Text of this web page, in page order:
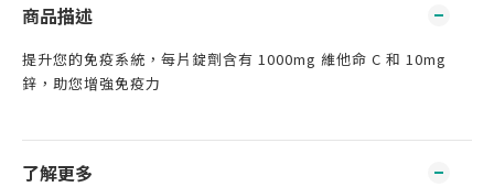
商品描述
提升您的免疫系統，每片錠劑含有 1000mg 維他命 C 和 10mg
鋅，助您增強免疫力
了解更多